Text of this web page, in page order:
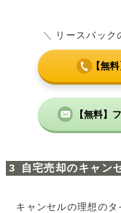
＼ リースバック
【無
【無料】
自宅売却のキャン
キャンセルの理想のタ